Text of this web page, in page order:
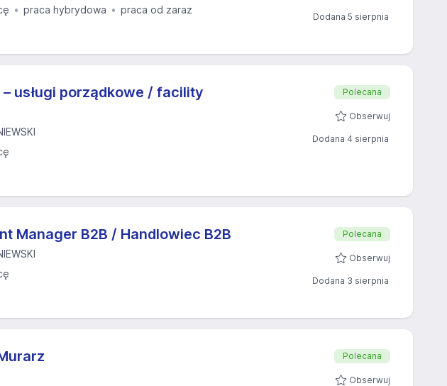
praca hybrydowa
praca od zaraz
Dodana 5 sierpnia
usługi porządkowe / facility
Polecana
Obserwuj
Dodana 4 sierpnia
Manager B2B / Handlowiec B2B Polecana
Obserwuj
Dodana 3 sierpnia
Polecana
Obserwuj